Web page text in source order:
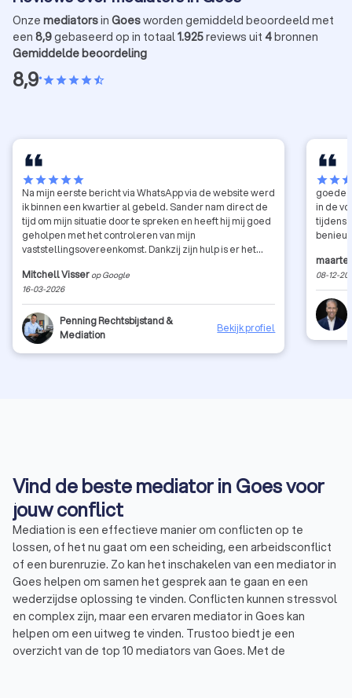
Onze mediatorsin Goesworden gemiddeld beoordeeld met
een 8,9gebaseerd op in totaal1.925reviews uit 4bronnen
Gemiddelde beoordeling
8,9•starstarstarstarstar_half
starstarstarstarstar
Na mijn eerste bericht via WhatsApp via de website werd
ik binnen een kwartier al gebeld. Sander nam direct de
tijd om mijn situatie door te spreken en heeft hij mij goed
geholpen met het controleren van mijn
vaststellingsovereenkomst. Dankzij zijn hulp is er het
duidelijk en zeker aan te raden!
Mitchell Visser op Google
16-03-2026
Penning Rechtsbijstand &
Mediation
Bekijk profiel
starstar
goede
in de
tijdens
08-12-
Vind de beste mediator in Goes voor
jouw conflict
Mediation is een effectieve manier om conflicten op te
lossen, of het nu gaat om een scheiding, een arbeidsconflict
of een burenruzie. Zo kan het inschakelen van een mediator in
Goes helpen om samen het gesprek aan te gaan en een
wederzijdse oplossing te vinden. Conflicten kunnen stressvol
en complex zijn, maar een ervaren mediator in Goes kan
helpen om een uitweg te vinden. Trustoo biedt je een
overzicht van de top 10 mediators van Goes. Met de